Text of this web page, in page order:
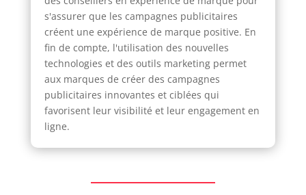
s'assurer que les campagnes publicitaires
créent une expérience de marque positive. En
fin de compte, l'utilisation des nouvelles
technologies et des outils marketing permet
aux marques de créer des campagnes
publicitaires innovantes et ciblées qui
favorisent leur visibilité et leur engagement en
ligne.